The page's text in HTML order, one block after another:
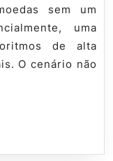
uma
de alta
O cenário não